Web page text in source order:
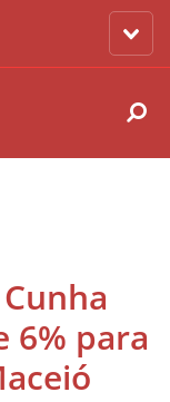
6% para